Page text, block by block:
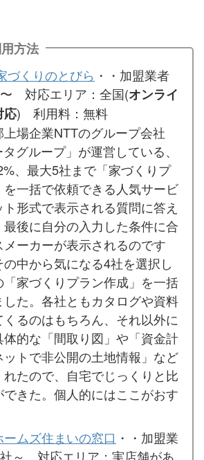
方法
づくりのとびら ・・加盟業者
対応エリア：全国(オンライ
応) 利用料：無料
場企業NTTのグループ会社
タグループ」が運営している、
、最大5社まで「家づくりプ
を一括で依頼できる人気サービ
ト形式で表示される質問に答え
最後に自分の入力した条件に合
メーカーが表示されるのです
中から気になる4社を選択し
「家づくりプラン作成」を一括
した。各社ともカタログや資料
るのはもちろん、それ以外に
体的な「間取り図」や「資金計
ットで非公開の土地情報」など
れたので、自宅でじっくりと比
きた。個人的にはここがおす
ムズ住まいの窓口 ・・加盟業
～ 対応エリア：実店舗があ